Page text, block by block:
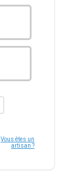
Vous êtes un
artisan ?